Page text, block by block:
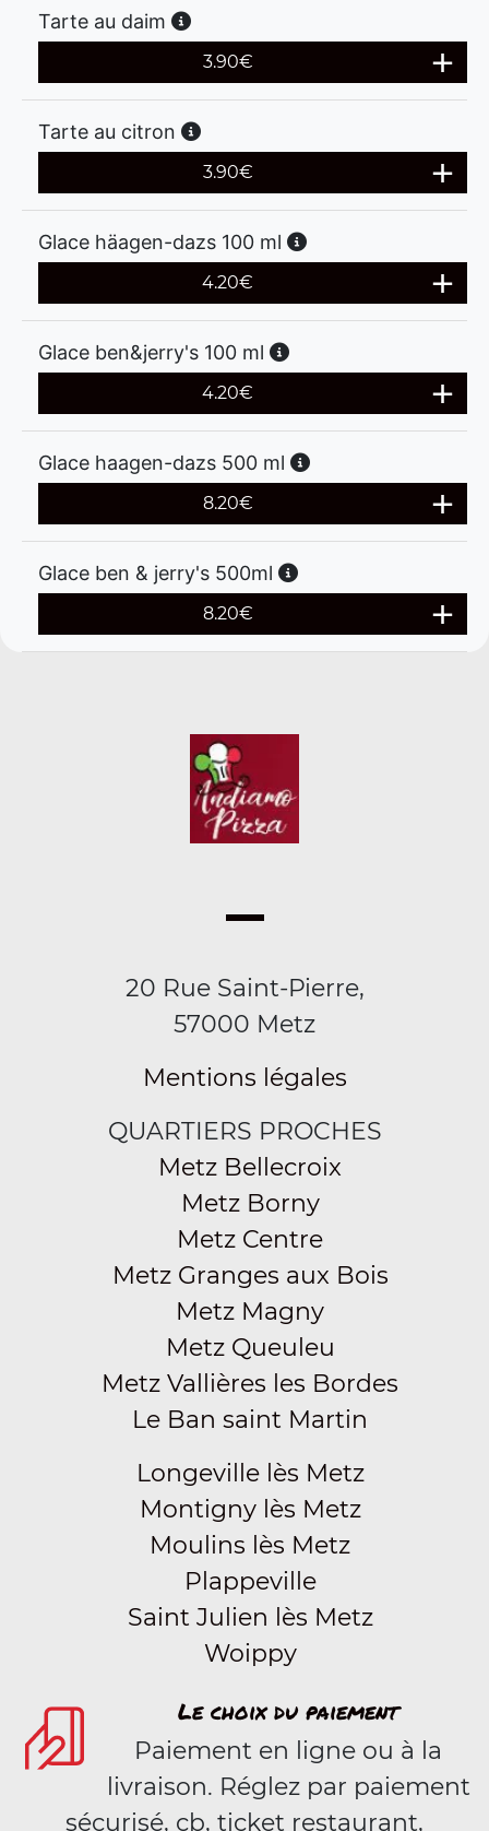
Tarte au daim
3.90€
Tarte au citron
3.90€
Glace häagen-dazs 100 ml
4.20€
Glace ben&jerry's 100 ml
4.20€
Glace haagen-dazs 500 ml
8.20€
Glace ben & jerry's 500ml
8.20€
20 Rue Saint-Pierre,
57000 Metz
Mentions légales
QUARTIERS PROCHES
Metz Bellecroix
Metz Borny
Metz Centre
Metz Granges aux Bois
Metz Magny
Metz Queuleu
Metz Vallières les Bordes
Le Ban saint Martin
Longeville lès Metz
Montigny lès Metz
Moulins lès Metz
Plappeville
Saint Julien lès Metz
Woippy
Le choix du paiement
Paiement en ligne ou à la
livraison. Réglez par paiement
sécurisé, cb, ticket restaurant,